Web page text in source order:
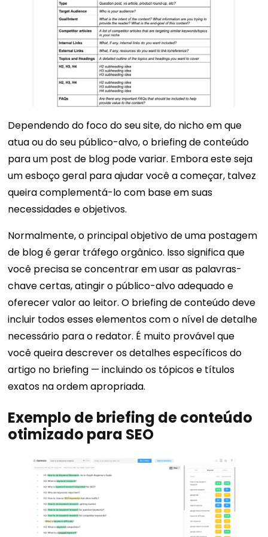
Dependendo do foco do seu site, do nicho em que
atua ou do seu público-alvo, o briefing de conteúdo
para um post de blog pode variar. Embora este seja
um esboço geral para ajudar você a começar, talvez
queira complementá-lo com base em suas
necessidades e objetivos.
Normalmente, o principal objetivo de uma postagem
de blog é gerar tráfego orgânico. Isso significa que
você precisa se concentrar em usar as palavras-
chave certas, atingir o público-alvo adequado e
oferecer valor ao leitor. O briefing de conteúdo deve
incluir todos esses elementos com o nível de detalhe
necessário para o redator. É muito provável que
você queira descrever os detalhes específicos do
artigo no briefing — incluindo os tópicos e títulos
exatos na ordem apropriada.
Exemplo de briefing de conteúdo
otimizado para SEO